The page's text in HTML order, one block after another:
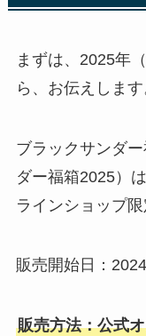
まずは、2025年
ら、お伝えします
ブラックサンダ
ダー福箱2025）
ラインショップ
販売開始日：
販売方法：公式